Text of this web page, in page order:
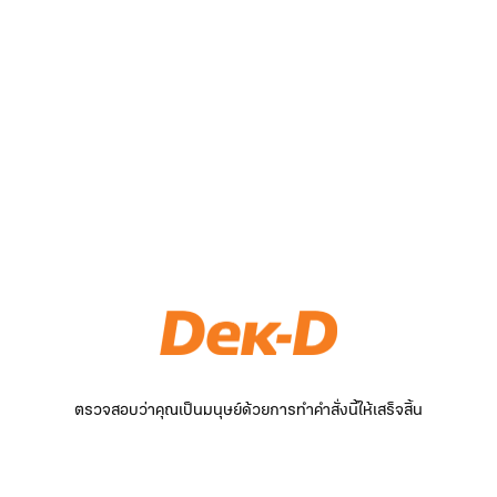
ตรวจสอบว่าคุณเป็นมนุษย์ด้วยการทำคำสั่งนี้ให้เสร็จสิ้น